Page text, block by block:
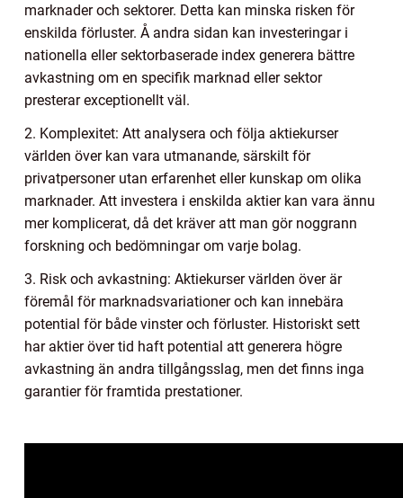
marknader och sektorer. Detta kan minska risken för
enskilda förluster. Å andra sidan kan investeringar i
nationella eller sektorbaserade index generera bättre
avkastning om en specifik marknad eller sektor
presterar exceptionellt väl.
2. Komplexitet: Att analysera och följa aktiekurser
världen över kan vara utmanande, särskilt för
privatpersoner utan erfarenhet eller kunskap om olika
marknader. Att investera i enskilda aktier kan vara ännu
mer komplicerat, då det kräver att man gör noggrann
forskning och bedömningar om varje bolag.
3. Risk och avkastning: Aktiekurser världen över är
föremål för marknadsvariationer och kan innebära
potential för både vinster och förluster. Historiskt sett
har aktier över tid haft potential att generera högre
avkastning än andra tillgångsslag, men det finns inga
garantier för framtida prestationer.